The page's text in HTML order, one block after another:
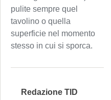
pulite sempre quel
tavolino o quella
superficie nel momento
stesso in cui si sporca.
Redazione TID